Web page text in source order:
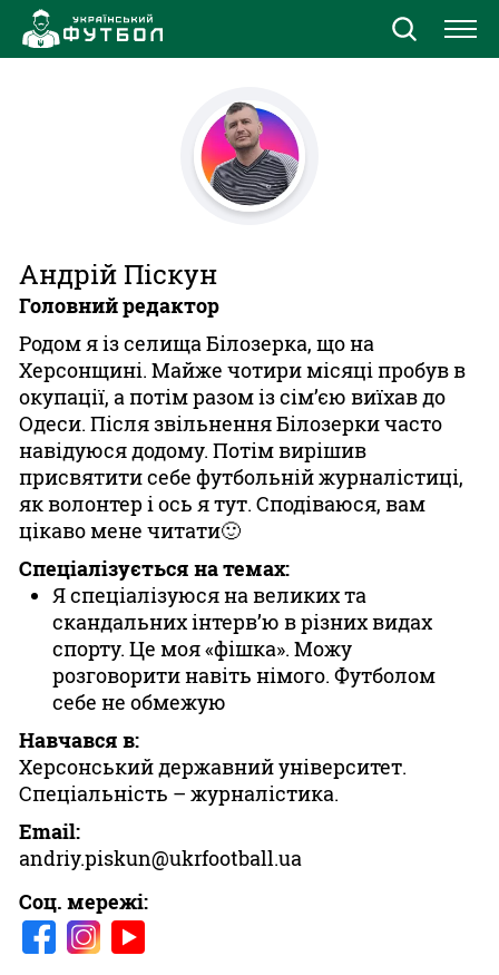
Збірна
Єврокубки
2 ліга
Різне
Букмекери
Андрій Піскун
Головний редактор
Родом я із селища Білозерка, що на
Херсонщині. Майже чотири місяці пробув в
окупації, а потім разом із сім’єю виїхав до
Одеси. Після звільнення Білозерки часто
навідуюся додому. Потім вирішив
присвятити себе футбольній журналістиці,
як волонтер і ось я тут. Сподіваюся, вам
цікаво мене читати🙂
Спеціалізується на темах:
Я спеціалізуюся на великих та
скандальних інтерв’ю в різних видах
спорту. Це моя «фішка». Можу
розговорити навіть німого. Футболом
себе не обмежую
Навчався в:
Херсонський державний університет.
Спеціальність – журналістика.
Email:
andriy.piskun@ukrfootball.ua
Соц. мережі: